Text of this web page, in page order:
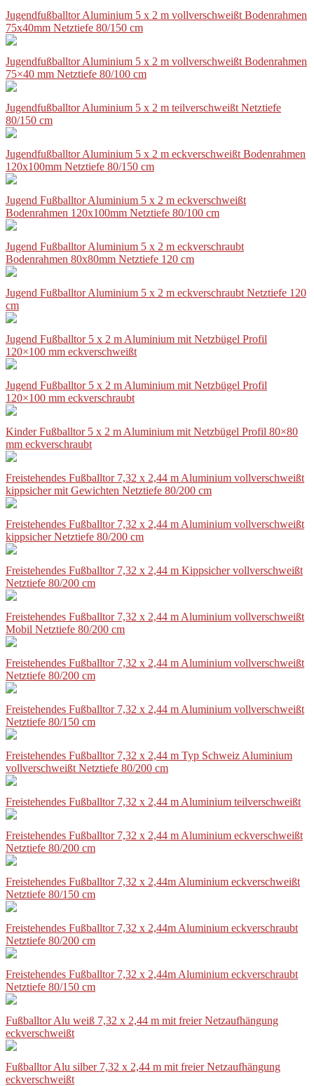
Jugendfußballtor Aluminium 5 x 2 m vollverschweißt Bodenrahmen
75x40mm Netztiefe 80/150 cm
Jugendfußballtor Aluminium 5 x 2 m vollverschweißt Bodenrahmen
75×40 mm Netztiefe 80/100 cm
Jugendfußballtor Aluminium 5 x 2 m teilverschweißt Netztiefe
80/150 cm
Jugendfußballtor Aluminium 5 x 2 m eckverschweißt Bodenrahmen
120x100mm Netztiefe 80/150 cm
Jugend Fußballtor Aluminium 5 x 2 m eckverschweißt
Bodenrahmen 120x100mm Netztiefe 80/100 cm
Jugend Fußballtor Aluminium 5 x 2 m eckverschraubt
Bodenrahmen 80x80mm Netztiefe 120 cm
Jugend Fußballtor Aluminium 5 x 2 m eckverschraubt Netztiefe 120
cm
Jugend Fußballtor 5 x 2 m Aluminium mit Netzbügel Profil
120×100 mm eckverschweißt
Jugend Fußballtor 5 x 2 m Aluminium mit Netzbügel Profil
120×100 mm eckverschraubt
Kinder Fußballtor 5 x 2 m Aluminium mit Netzbügel Profil 80×80
mm eckverschraubt
Freistehendes Fußballtor 7,32 x 2,44 m Aluminium vollverschweißt
kippsicher mit Gewichten Netztiefe 80/200 cm
Freistehendes Fußballtor 7,32 x 2,44 m Aluminium vollverschweißt
kippsicher Netztiefe 80/200 cm
Freistehendes Fußballtor 7,32 x 2,44 m Kippsicher vollverschweißt
Netztiefe 80/200 cm
Freistehendes Fußballtor 7,32 x 2,44 m Aluminium vollverschweißt
Mobil Netztiefe 80/200 cm
Freistehendes Fußballtor 7,32 x 2,44 m Aluminium vollverschweißt
Netztiefe 80/200 cm
Freistehendes Fußballtor 7,32 x 2,44 m Aluminium vollverschweißt
Netztiefe 80/150 cm
Freistehendes Fußballtor 7,32 x 2,44 m Typ Schweiz Aluminium
vollverschweißt Netztiefe 80/200 cm
Freistehendes Fußballtor 7,32 x 2,44 m Aluminium teilverschweißt
Freistehendes Fußballtor 7,32 x 2,44 m Aluminium eckverschweißt
Netztiefe 80/200 cm
Freistehendes Fußballtor 7,32 x 2,44m Aluminium eckverschweißt
Netztiefe 80/150 cm
Freistehendes Fußballtor 7,32 x 2,44m Aluminium eckverschraubt
Netztiefe 80/200 cm
Freistehendes Fußballtor 7,32 x 2,44m Aluminium eckverschraubt
Netztiefe 80/150 cm
Fußballtor Alu weiß 7,32 x 2,44 m mit freier Netzaufhängung
eckverschweißt
Fußballtor Alu silber 7,32 x 2,44 m mit freier Netzaufhängung
eckverschweißt